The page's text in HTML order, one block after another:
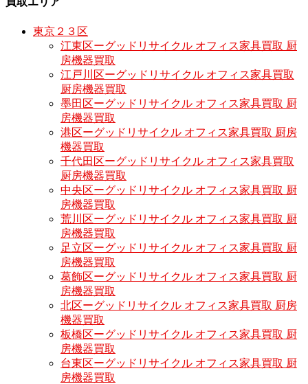
東京２３区
江東区ーグッドリサイクル オフィス家具買取 厨
房機器買取
江戸川区ーグッドリサイクル オフィス家具買取
厨房機器買取
墨田区ーグッドリサイクル オフィス家具買取 厨
房機器買取
港区ーグッドリサイクル オフィス家具買取 厨房
機器買取
千代田区ーグッドリサイクル オフィス家具買取
厨房機器買取
中央区ーグッドリサイクル オフィス家具買取 厨
房機器買取
荒川区ーグッドリサイクル オフィス家具買取 厨
房機器買取
足立区ーグッドリサイクル オフィス家具買取 厨
房機器買取
葛飾区ーグッドリサイクル オフィス家具買取 厨
房機器買取
北区ーグッドリサイクル オフィス家具買取 厨房
機器買取
板橋区ーグッドリサイクル オフィス家具買取 厨
房機器買取
台東区ーグッドリサイクル オフィス家具買取 厨
房機器買取